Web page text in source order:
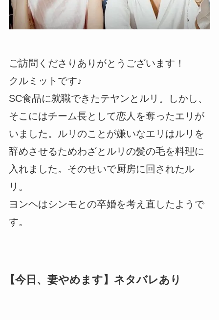
ご訪問くださりありがとうございます！
クルミットです♪
SC食品に就職できたテヤンとルリ。しかし、
そこにはチーム長として恋人を奪ったエリが
いました。ルリのことが嫌いなエリはルリを
辞めさせるためわざとルリの髪の毛を料理に
入れました。そのせいで厨房に回されたル
リ。
ヨンヘはシンモとの卒婚を考え直したようで
す。
【今日、妻やめます】ネタバレあり